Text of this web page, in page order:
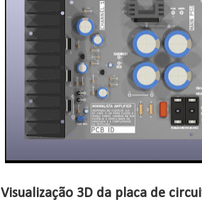
Visualização 3D da placa de